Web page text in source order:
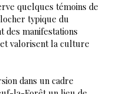
quelques témoins de
typique du
manifestations
valorisent la culture
dans un cadre